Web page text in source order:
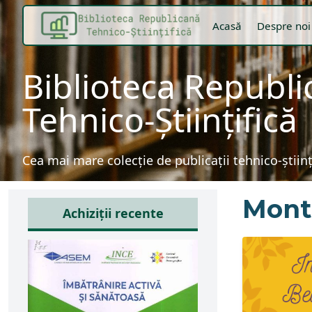
Acasă Despre noi
Biblioteca
Tehnico-Științifică
Cea mai mare colecție de publicații tehnico-
Achiziții recente